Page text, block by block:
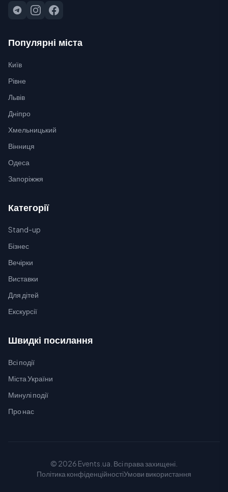
Популярні міста
Київ
Рівне
Львів
Дніпро
Хмельницький
Вінниця
Одеса
Запоріжжя
Категорії
Stand-up
Бізнес
Вечірки
Виставки
Для дітей
Екскурсії
Швидкі посилання
Всі події
Міста України
Минулі події
Про нас
© 2026 Events.ua. Всі права захищені.
Політика конфіденційностіУмови використання